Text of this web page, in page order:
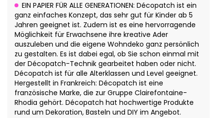
EIN PAPIER FÜR ALLE GENERATIONEN: Décopatch ist ein
ganz einfaches Konzept, das sehr gut für Kinder ab 5
Jahren geeignet ist. Zudem ist es eine hervorragende
Möglichkeit für Erwachsene ihre kreative Ader
auszuleben und die eigene Wohndeko ganz persönlich
zu gestalten. Es ist dabei egal, ob Sie schon einmal mit
der Décopatch-Technik gearbeitet haben oder nicht.
Décopatch ist für alle Alterklassen und Level geeignet.
Hergestellt in Frankreich: Décopatch ist eine
französische Marke, die zur Gruppe Clairefontaine-
Rhodia gehört. Décopatch hat hochwertige Produkte
rund um Dekoration, Basteln und DIY im Angebot.